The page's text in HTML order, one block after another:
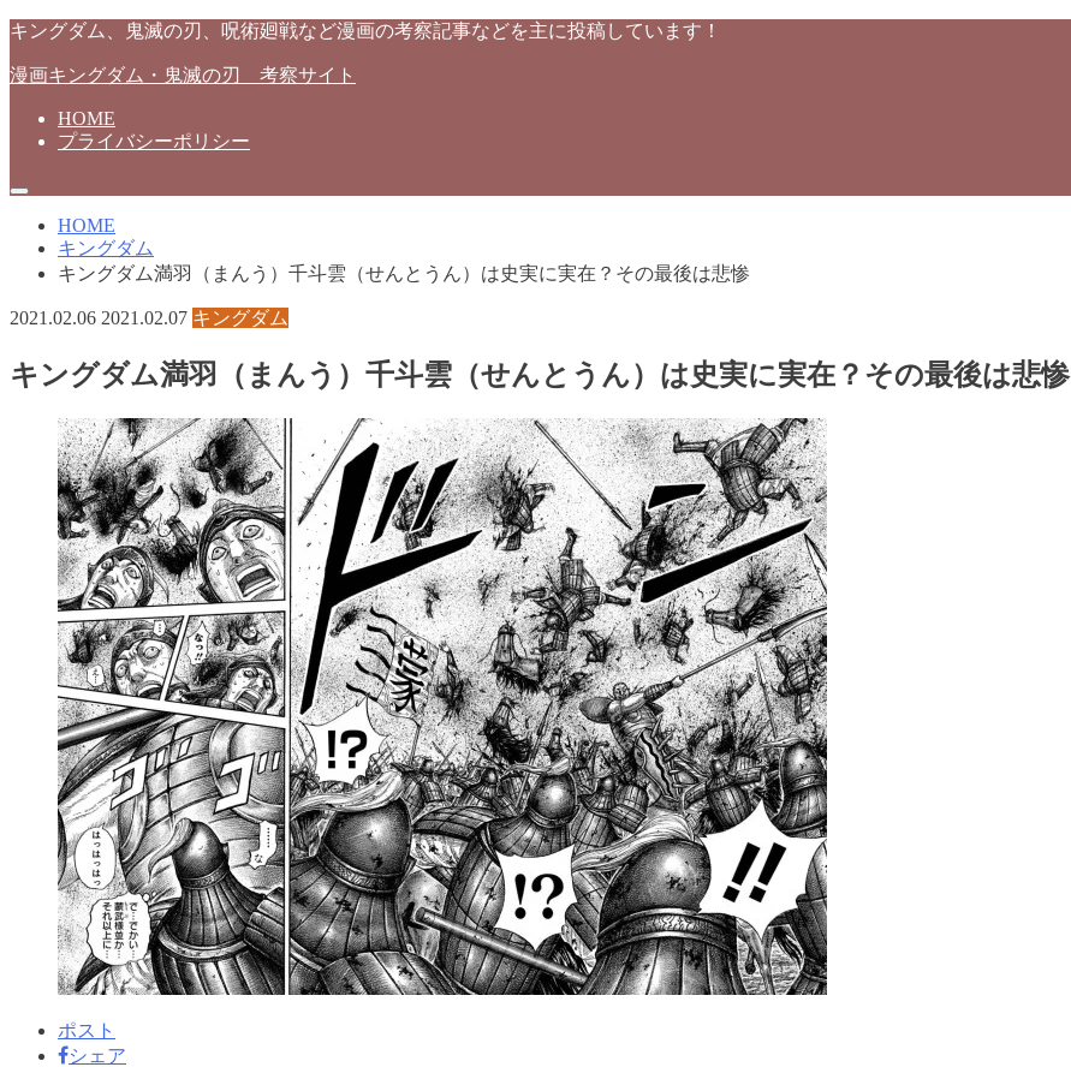
キングダム、鬼滅の刃、呪術廻戦など漫画の考察記事などを主に投稿しています！
漫画キングダム・鬼滅の刃 考察サイト
HOME
プライバシーポリシー
HOME
キングダム
キングダム満羽（まんう）千斗雲（せんとうん）は史実に実在？その最後は悲惨
2021.02.06 2021.02.07 キングダム
キングダム満羽（まんう）千斗雲（せんとうん）は史実に実在？その最後は悲惨
ポスト
シェア